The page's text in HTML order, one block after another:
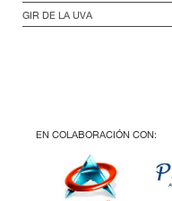
GIR DE LA UVA
EN COLABORACIÓN CON: